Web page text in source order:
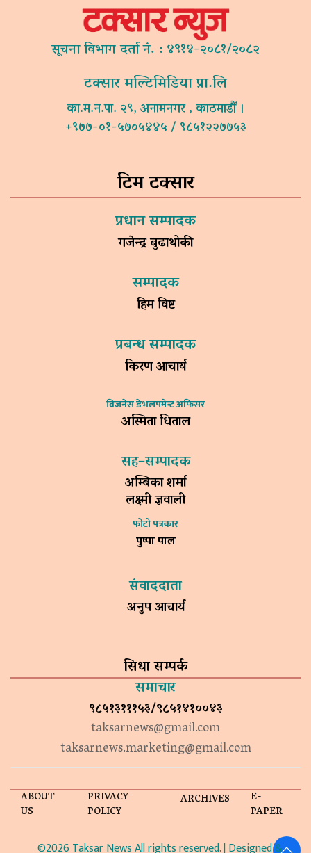
सूचना विभाग दर्ता नं. : ४९१४-२०८१/२०८२
टक्सार मल्टिमिडिया प्रा.लि
का.म.न.पा. २९, अनामनगर , काठमाडौं ।
+९७७-०१-५७०५४४५ / ९८५१२२७७५३
टिम टक्सार
प्रधान सम्पादक
गजेन्द्र बुढाथोकी
सम्पादक
हिम विष्ट
प्रबन्ध सम्पादक
किरण आचार्य
विजनेस डेभलपमेन्ट अफिसर
अस्मिता धिताल
सह–सम्पादक
अम्बिका शर्मा
लक्ष्मी ज्ञवाली
फोटो पत्रकार
पुष्पा पाल
संवाददाता
अनुप आचार्य
सिधा सम्पर्क
समाचार
९८५१३१११५३/९८५१४१००४३
taksarnews@gmail.com
taksarnews.marketing@gmail.com
ABOUT
US
PRIVACY
POLICY
ARCHIVES E-
PAPER
©2026 Taksar News All rights reserved. | Designed &